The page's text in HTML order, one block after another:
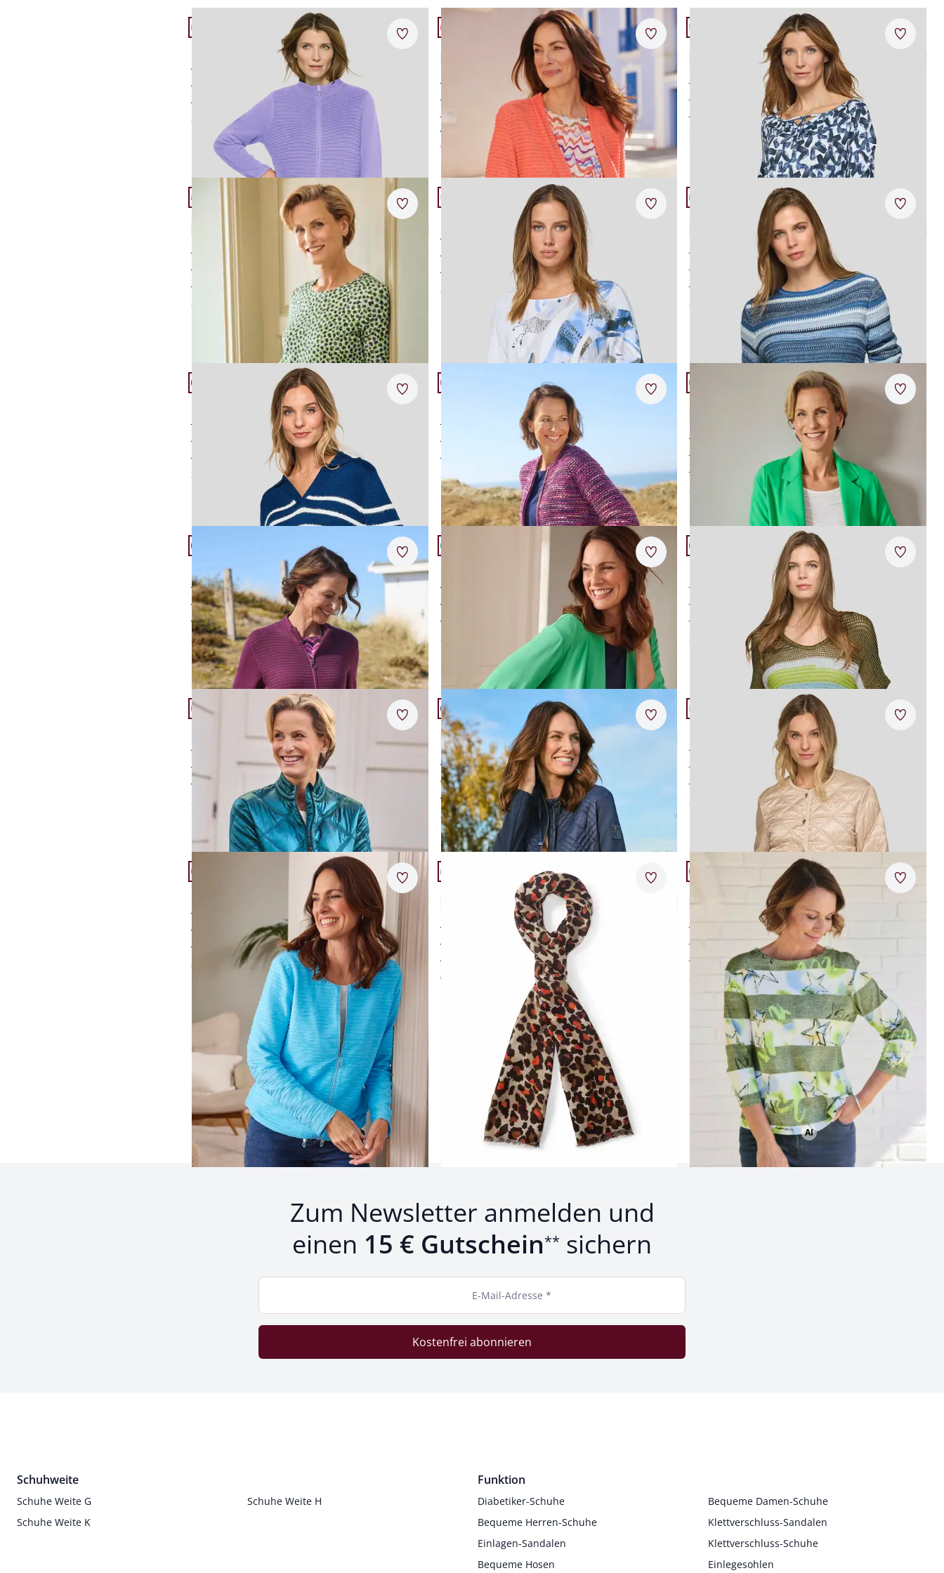
Artikel 7 von 24.
Rabe Strickjacke relax
sportlich elegant
perfekt für jede Jahreszeit
ab
€ 89,95
Merkzettel
Artikel 8 von 24.
Rabe Jersey Cardigan Waben
5,0 (2)
weicher Sommer-Jersey
leichter Fall
luftige Wabenstruktur
€ 89,95
€ 49,95 (-44%)
Merkzettel
Artikel 9 von 24.
Rabe-Blusenshirt grafisches Muster
5,0 (1)
weicher Baumwoll-Modal-Mix
Bindeband am Ausschnitt
moderner Print
ab
Artikel 10 von 24.
Rabe Langarm-Shirt Leo Print
5,0 (1)
weich fließende Viskose
modernes Leo-Muster
dezent glänzend
ab
€ 49,95
Merkzettel
Artikel 11 von 24.
Rabe Strickpullover Safari
reine Baumwolle
modisches Leo-Dessin
feine Strickqualität
ab
Merkzettel
Artikel 12 von 24.
Rabe Strickpullover Pazifik
3,0 (1)
modisches Dessin
höchster Tragekomfort
feines Strickmuster
ab
Artikel 13 von 24.
Rabe Strickpullover Maritim
weicher Bauwoll-Mix
modischer Polo-Pullover
bewegungsfreundliche Passform
ab
Merkzettel
Artikel 14 von 24.
Rabe Reißverschlusscardigan
stilvoller Grobstrick
hochwertiger Wollmix
einzigartiges Dessin
ab
Merkzettel
Artikel 15 von 24.
Rabe offene Jerseyjacke
5,0 (1)
weicher Jersey-Cardigan
stilvoll drapierte Ärmelsäume
leicht und anschmiegsam
ab
Artikel 16 von 24.
Rabe Strukturstrick-Cardigan
feine Struktur-Optik
wunderbar weich
schön pflegeleicht
ab€ 89,95
Merkzettel
Artikel 17 von 24.
Rabe offener Cardigan mit 3/4 Arm
femininer Figurschmeichler
bewegungsfreundlich elastisch
dauerhafte Farbbrillanz
ab
Merkzettel
Artikel 18 von 24.
Rabe Strick-Shirt Dschungel
hochwertiger Baumwoll-Mix
moderner Lochstrick
schön pflegeleicht
ab
Artikel 19 von 24.
Rabe Steppjacke mit Stehkragen
zeitloses Dessin
hochwertige Verarbeitung
moderne Kurzjacke
ab
€ 129,00
Merkzettel
Artikel 20 von 24.
Rabe Hybridjacke Maritim
5,0 (1)
moderne Hybridjacke
ideal für den Übergang
sportlich und elegant
ab€ 129,00
Merkzettel
Artikel 21 von 24.
Rabe Kurz-Steppjacke kragenlos
moderne Kurzjacke
ab
Artikel 22 von 24.
Rabe Jersey-Jacke mit Struktur
kühlende Viskosemischung
moderne Strukturoptik
weich und anschmiegsam
ab
€ 119,00
Merkzettel
Artikel 23 von 24.
Rabe-Tuch Leo-Print
2,0 (1)
weich und leicht
€ 34,95
Merkzettel
Artikel 24 von 24.
Rabe Sweatshirt Sternenglück
5,0 (1)
weiches Jersey
dekoratives Dessin
reine Baumwolle
ab
€ 59,95
Seite 1 geladen. Zeige Produkte 1 bis 24 von 30. 1bis24von30
Zurück Weiterzu Seite 2
AI Bild mit Hilfe von KI erstellt
Zum Newsletter anmelden und
einen 15 € Gutschein** sichern
E-Mail-Adresse *
Kostenfrei abonnieren
Schuhweite
Schuhe Weite G
Schuhe Weite H
Schuhe Weite K
Funktion
Diabetiker-Schuhe
Bequeme Damen-Schuhe
Bequeme Herren-Schuhe
Klettverschluss-Sandalen
Einlagen-Sandalen
Klettverschluss-Schuhe
Bequeme Hosen
Einlegesohlen